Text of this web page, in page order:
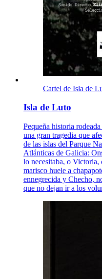
Cartel de Isla de
Isla de Luto
Pequeña historia
una gran tragedia que
de las islas del Parque
Atlánticas de Galicia:
lo necesitaba, o Victoria,
marisco huele a
ennegrecida y Checho,
que no dejan ir a los